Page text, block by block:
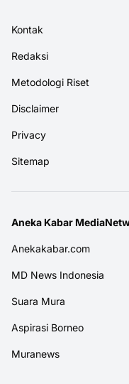
Kontak
Redaksi
Metodologi Riset
Disclaimer
Privacy
Sitemap
Aneka Kabar
Anekakabar.com
MD News Indonesia
Suara Mura
Aspirasi Borneo
Muranews